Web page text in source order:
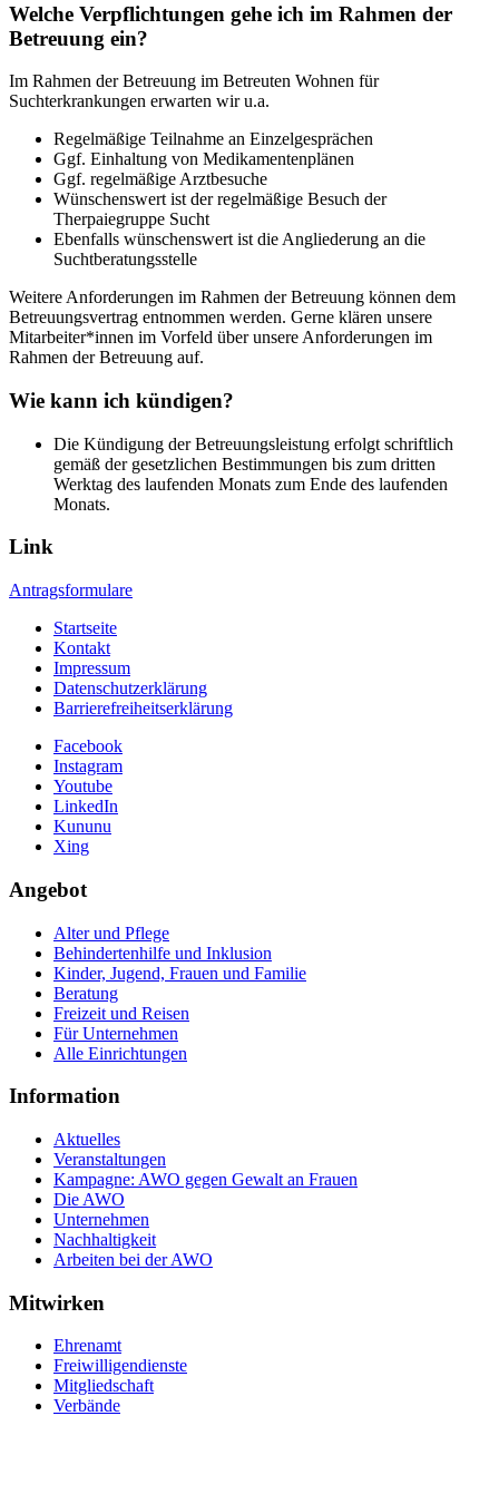
Welche Verpflichtungen gehe ich im Rahmen der
Betreuung ein?
Im Rahmen der Betreuung im Betreuten Wohnen für
Suchterkrankungen erwarten wir u.a.
Regelmäßige Teilnahme an Einzelgesprächen
Ggf. Einhaltung von Medikamentenplänen
Ggf. regelmäßige Arztbesuche
Wünschenswert ist der regelmäßige Besuch der
Therpaiegruppe Sucht
Ebenfalls wünschenswert ist die Angliederung an die
Suchtberatungsstelle
Weitere Anforderungen im Rahmen der Betreuung können dem
Betreuungsvertrag entnommen werden. Gerne klären unsere
Mitarbeiter*innen im Vorfeld über unsere Anforderungen im
Rahmen der Betreuung auf.
Wie kann ich kündigen?
Die Kündigung der Betreuungsleistung erfolgt schriftlich
gemäß der gesetzlichen Bestimmungen bis zum dritten
Werktag des laufenden Monats zum Ende des laufenden
Monats.
Link
Antragsformulare
Startseite
Kontakt
Impressum
Datenschutzerklärung
Barrierefreiheitserklärung
Facebook
Instagram
Youtube
LinkedIn
Kununu
Xing
Angebot
Alter und Pflege
Behindertenhilfe und Inklusion
Kinder, Jugend, Frauen und Familie
Beratung
Freizeit und Reisen
Für Unternehmen
Alle Einrichtungen
Information
Aktuelles
Veranstaltungen
Kampagne: AWO gegen Gewalt an Frauen
Die AWO
Unternehmen
Nachhaltigkeit
Arbeiten bei der AWO
Mitwirken
Ehrenamt
Freiwilligendienste
Mitgliedschaft
Verbände